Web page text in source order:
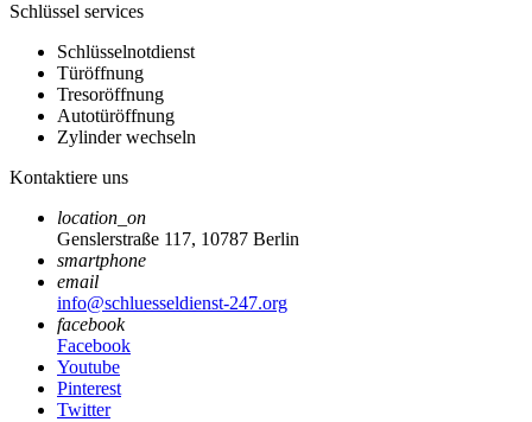
Schlüssel services
Schlüsselnotdienst
Türöffnung
Tresoröffnung
Autotüröffnung
Zylinder wechseln
Kontaktiere uns
location_on
Genslerstraße 117, 10787 Berlin
smartphone
email
info@schluesseldienst-247.org
facebook
Facebook
Youtube
Pinterest
Twitter